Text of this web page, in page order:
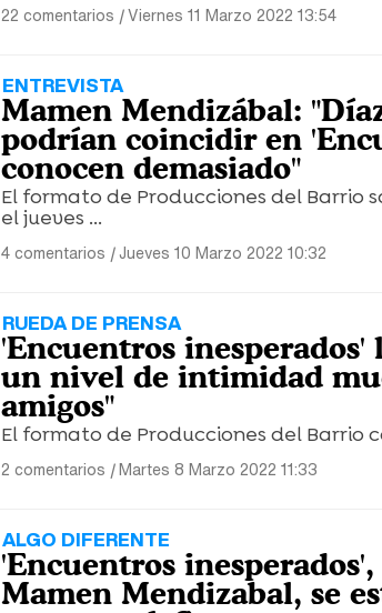
22 comentarios |Viernes 11 Marzo 2022 13:54
ENTREVISTA
Mamen Mendizábal:
podrían coincidir en
conocen demasiado"
El formato de Producciones del Barrio
el jueves ...
4 comentarios |Jueves 10 Marzo 2022 10:32
RUEDA DE PRENSA
'Encuentros inesperados'
un nivel de intimidad
amigos"
El formato de Producciones del Barrio
2 comentarios |Martes 8 Marzo 2022 11:33
ALGO DIFERENTE
'Encuentros
Mamen Mendizabal, se